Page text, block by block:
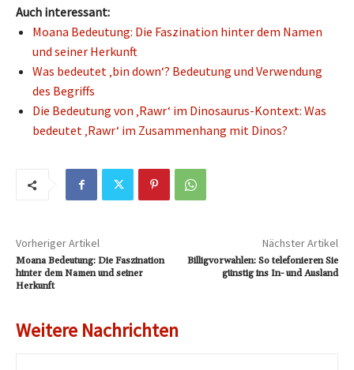
Auch interessant:
Moana Bedeutung: Die Faszination hinter dem Namen
und seiner Herkunft
Was bedeutet ‚bin down‘? Bedeutung und Verwendung
des Begriffs
Die Bedeutung von ‚Rawr‘ im Dinosaurus-Kontext: Was
bedeutet ‚Rawr‘ im Zusammenhang mit Dinos?
Vorheriger Artikel
Moana Bedeutung: Die Faszination
hinter dem Namen und seiner
Herkunft
Nächster Artikel
Billigvorwahlen: So telefonieren Sie
günstig ins In- und Ausland
Weitere Nachrichten